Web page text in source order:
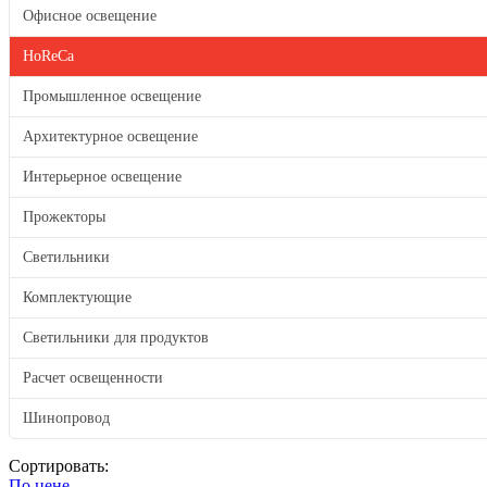
Офисное освещение
HoReCa
Промышленное освещение
Архитектурное освещение
Интерьерное освещение
Прожекторы
Светильники
Комплектующие
Светильники для продуктов
Расчет освещенности
Шинопровод
Сортировать: